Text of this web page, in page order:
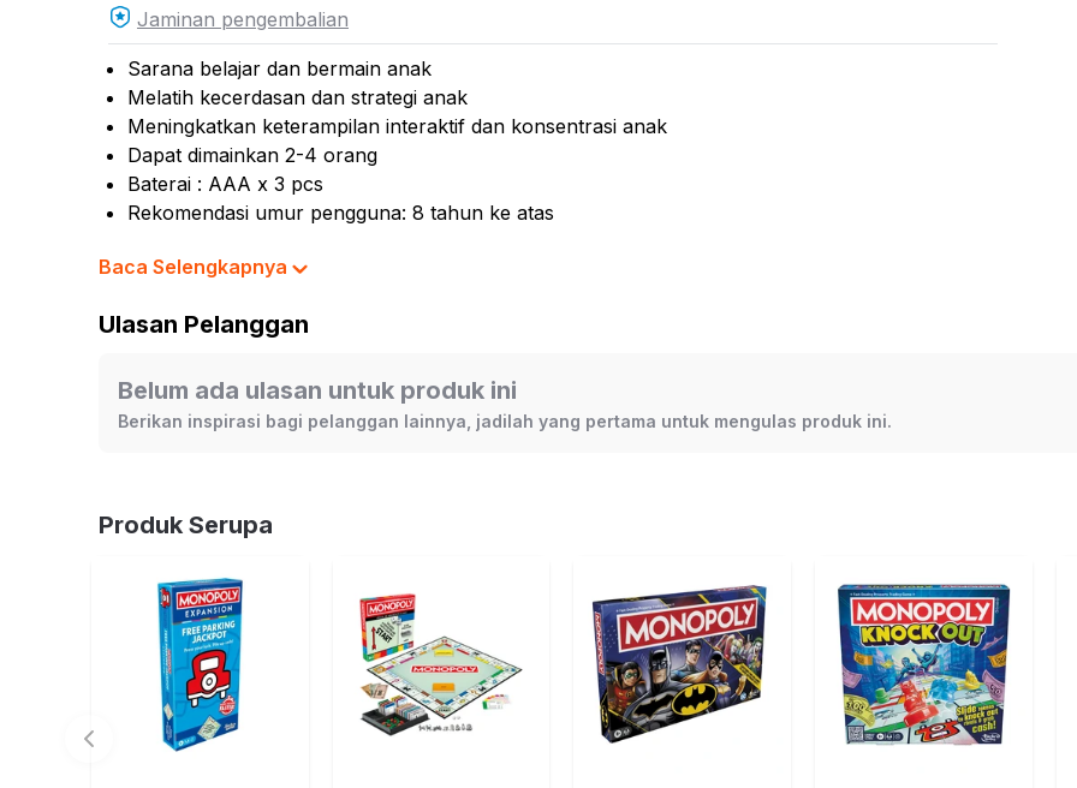
Jaminan pengembalian
Sarana belajar dan bermain anak
Melatih kecerdasan dan strategi anak
Meningkatkan keterampilan interaktif dan konsentrasi anak
Dapat dimainkan 2-4 orang
Baterai : AAA x 3 pcs
Rekomendasi umur pengguna: 8 tahun ke atas
No. Sertifikat (SNI, K3L, UTTP): 184/LSP/QI/03-III/2024
kartu akta judul, 20 pcs kartu peluang, 4 pcs kartu referensi, 1 pc dadu, panduan permainan
Warna:
Mix
Dimensi Kemasan: 8.1 x 23.8 x 20.3 cm
Berat: 0.95kg
Baca Selengkapnya
Ulasan Pelanggan
Belum ada ulasan untuk produk ini
Berikan inspirasi bagi pelanggan lainnya, jadilah yang pertama untuk mengulas produk ini.
Produk Serupa